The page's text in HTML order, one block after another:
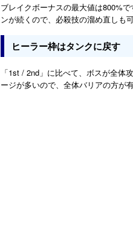
ブレイクボーナスの最大値は800%
ンが続くので、必殺技の溜め直しも可
ヒーラー枠はタンクに戻す
「1st / 2nd」に比べて、ボスが全体
ージが多いので、全体バリアの方が有